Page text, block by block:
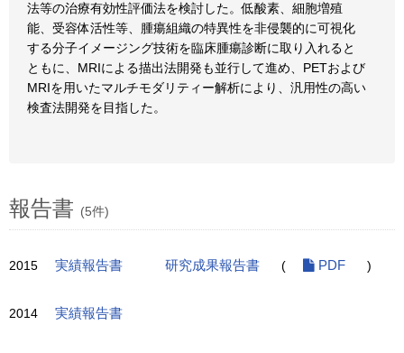
法等の治療有効性評価法を検討した。低酸素、細胞増殖
能、受容体活性等、腫瘍組織の特異性を非侵襲的に可視化
する分子イメージング技術を臨床腫瘍診断に取り入れると
ともに、MRIによる描出法開発も並行して進め、PETおよび
MRIを用いたマルチモダリティー解析により、汎用性の高い
検査法開発を目指した。
報告書 (5件)
2015 実績報告書 研究成果報告書 ( PDF )
2014 実績報告書